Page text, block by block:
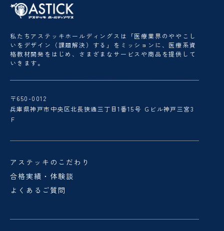
私たちアステッキホールディングスは「医療業界のややこし
いをデザイン（課題解決）する」をミッションに、医療系資
格教材開発をはじめ、さまざまなサービスや商品を提供して
いきます。
〒650-0012
兵庫県神戸市中央区北長狭通三丁目1番15号 Ｇビル神戸三宮3
Ｆ
アステッキのこだわり
合格実績・体験談
よくあるご質問